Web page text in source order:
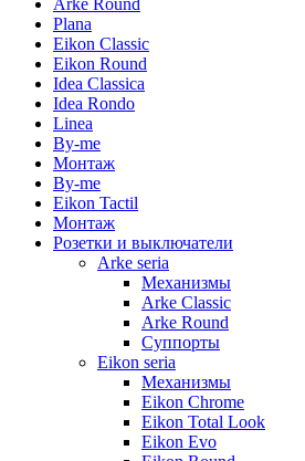
Arke Round
Plana
Eikon Classic
Eikon Round
Idea Classica
Idea Rondo
Linea
By-me
Монтаж
By-me
Eikon Tactil
Монтаж
Розетки и выключатели
Arke seria
Механизмы
Arke Classic
Arke Round
Суппорты
Eikon seria
Механизмы
Eikon Chrome
Eikon Total Look
Eikon Evo